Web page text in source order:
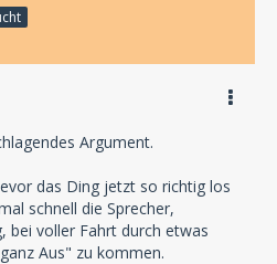
Argument.
das Ding jetzt so richtig los
schnell die Sprecher,
bei voller Fahrt durch etwas
Aus" zu kommen.